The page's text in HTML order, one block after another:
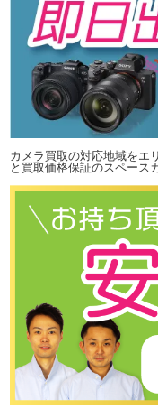
カメラ買取の対応地域をエ
と買取価格保証のスペース